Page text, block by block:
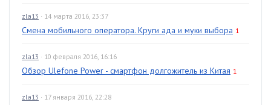
zla13 · 14 марта 2016, 23:37
Смена мобильного оператора. Круги ада и муки выбора 1
zla13 · 10 февраля 2016, 16:16
Обзор Ulefone Power - смартфон долгожитель из Китая 1
zla13 · 17 января 2016, 22:28